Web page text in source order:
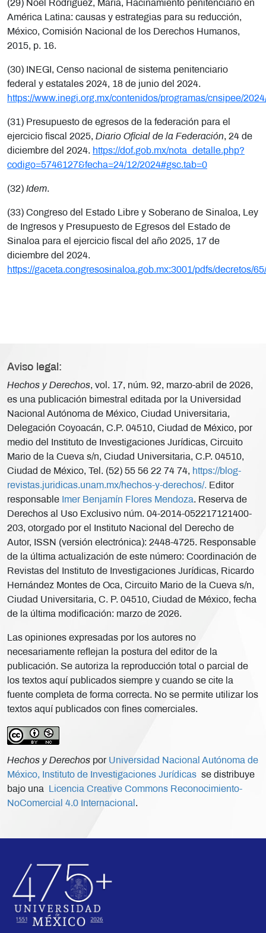
(29) Noel Rodríguez, María, Hacinamiento penitenciario en
América Latina: causas y estrategias para su reducción,
México, Comisión Nacional de los Derechos Humanos,
2015, p. 16.
(30) INEGI, Censo nacional de sistema penitenciario
federal y estatales 2024, 18 de junio del 2024.
https://www.inegi.org.mx/contenidos/programas/cnsipee/
(31) Presupuesto de egresos de la federación para el
ejercicio fiscal 2025, Diario Oficial de la Federación, 24 de
diciembre del 2024. https://dof.gob.mx/nota_detalle.php?
codigo=5746127&fecha=24/12/2024#gsc.tab=0
(32) Idem.
(33) Congreso del Estado Libre y Soberano de Sinaloa, Ley
de Ingresos y Presupuesto de Egresos del Estado de
Sinaloa para el ejercicio fiscal del año 2025, 17 de
diciembre del 2024.
https://gaceta.congresosinaloa.gob.mx:3001/pdfs/decretos/
Aviso legal:
Hechos y Derechos, vol. 17, núm. 92, marzo-abril de 2026,
es una publicación bimestral editada por la Universidad
Nacional Autónoma de México, Ciudad Universitaria,
Delegación Coyoacán, C.P. 04510, Ciudad de México, por
medio del Instituto de Investigaciones Jurídicas, Circuito
Mario de la Cueva s/n, Ciudad Universitaria, C.P. 04510,
Ciudad de México, Tel. (52) 55 56 22 74 74, https://blog-
revistas.juridicas.unam.mx/hechos-y-derechos/. Editor
responsable Imer Benjamín Flores Mendoza. Reserva de
Derechos al Uso Exclusivo núm. 04-2014-052217121400-
203, otorgado por el Instituto Nacional del Derecho de
Autor, ISSN (versión electrónica): 2448-4725. Responsable
de la última actualización de este número: Coordinación de
Revistas del Instituto de Investigaciones Jurídicas, Ricardo
Hernández Montes de Oca, Circuito Mario de la Cueva s/n,
Ciudad Universitaria, C. P. 04510, Ciudad de México, fecha
de la última modificación: marzo de 2026.
Las opiniones expresadas por los autores no
necesariamente reflejan la postura del editor de la
publicación. Se autoriza la reproducción total o parcial de
los textos aquí publicados siempre y cuando se cite la
fuente completa de forma correcta. No se permite utilizar los
textos aquí publicados con fines comerciales.
Hechos y Derechos por Universidad Nacional Autónoma de
México, Instituto de Investigaciones Jurídicas se distribuye
bajo una
Licencia Creative Commons Reconocimiento-
NoComercial 4.0 Internacional .